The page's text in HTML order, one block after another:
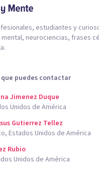
estudiantes y
neurociencias, frases
que puedes contactar
Jimenez Duque
Unidos de América
Gutierrez Tellez
Estados Unidos de América
Rubio
Unidos de América